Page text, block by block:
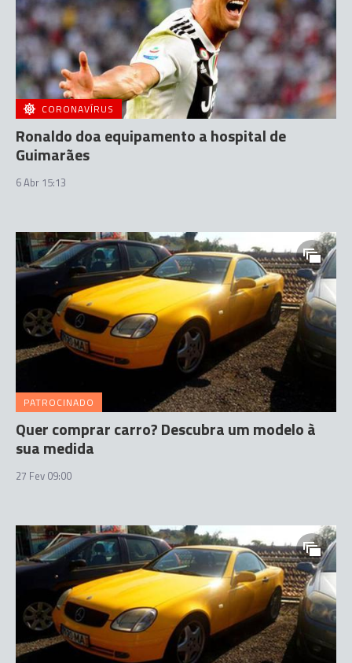
CORONAVÍRUS
Ronaldo doa equipamento a hospital de
Guimarães
6 Abr 15:13
PATROCINADO
Quer comprar carro? Descubra um modelo à
sua medida
27 Fev 09:00